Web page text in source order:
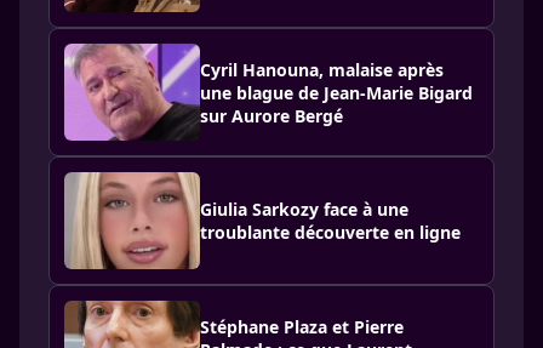
Cyril Hanouna, malaise après
une blague de Jean-Marie Bigard
sur Aurore Bergé
Giulia Sarkozy face à une
troublante découverte en ligne
Stéphane Plaza et Pierre